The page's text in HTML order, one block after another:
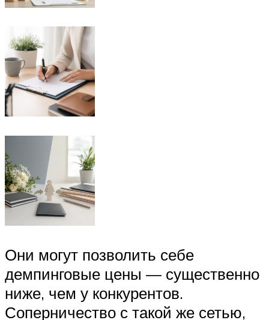
Они могут позволить себе
демпинговые цены — существенно
ниже, чем у конкурентов.
Соперничество с такой же сетью,